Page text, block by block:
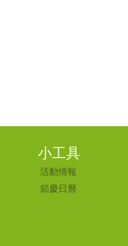
小工具
活動情報
節慶日曆